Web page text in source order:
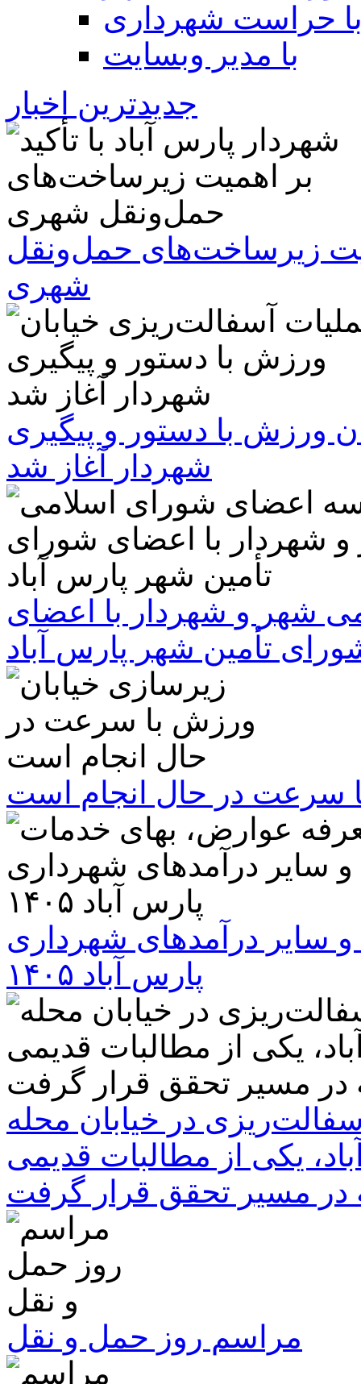
حراست شهرداری
با مدیر وبسایت
جدیدترین اخبار
زیرساخت‌های حمل‌ونقل
شهری
ورزش با دستور و پیگیری
شهردار آغاز شد
شهر و شهردار با اعضای
تأمین شهر پارس آباد
سرعت در حال انجام است
سایر درآمدهای شهرداری
پارس آباد ۱۴۰۵
در خیابان محله
یکی از مطالبات قدیمی
در مسیر تحقق قرار گرفت
مراسم روز حمل و نقل